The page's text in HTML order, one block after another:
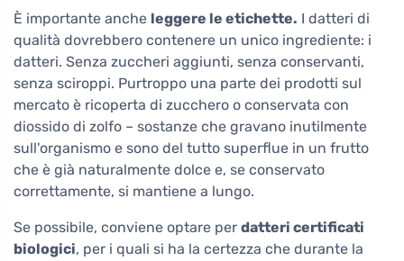
È importante anche leggere le etichette. I datteri di
qualità dovrebbero contenere un unico ingrediente: i
datteri. Senza zuccheri aggiunti, senza conservanti,
senza sciroppi. Purtroppo una parte dei prodotti sul
mercato è ricoperta di zucchero o conservata con
diossido di zolfo – sostanze che gravano inutilmente
sull'organismo e sono del tutto superflue in un frutto
che è già naturalmente dolce e, se conservato
correttamente, si mantiene a lungo.
Se possibile, conviene optare per datteri certificati
biologici, per i quali si ha la certezza che durante la